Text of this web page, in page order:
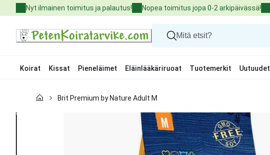
to
Nyt ilmainen toimitus ja palautus! Nopea toimitus jopa 0-2 arkipäivässä!
Koirat Kissat Pieneläimet Eläinlääkäriruoat Tuotemerkit Uutuudet
Kissat
Brit Premium by Nature Adult M